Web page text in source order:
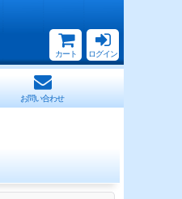
カート ログイン
お問い合わせ